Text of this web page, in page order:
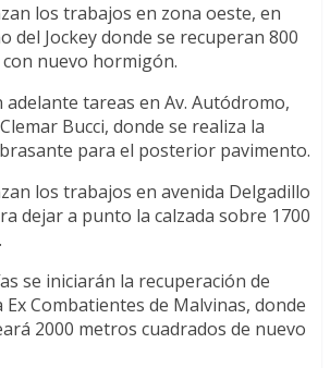
los trabajos en zona oeste, en
del Jockey donde se recuperan 800
nuevo hormigón.
adelante tareas en Av. Autódromo,
Bucci, donde se realiza la
para el posterior pavimento.
los trabajos en avenida Delgadillo
dejar a punto la calzada sobre 1700
se iniciarán la recuperación de
Ex Combatientes de Malvinas, donde
2000 metros cuadrados de nuevo